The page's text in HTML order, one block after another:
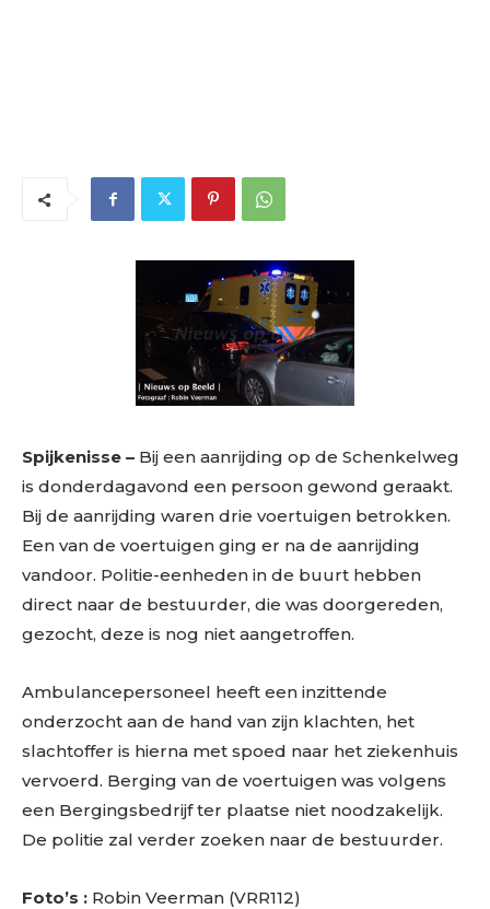
Spijkenisse – Bij een aanrijding op de Schenkelweg
is donderdagavond een persoon gewond geraakt.
Bij de aanrijding waren drie voertuigen betrokken.
Een van de voertuigen ging er na de aanrijding
vandoor. Politie-eenheden in de buurt hebben
direct naar de bestuurder, die was doorgereden,
gezocht, deze is nog niet aangetroffen.
Ambulancepersoneel heeft een inzittende
onderzocht aan de hand van zijn klachten, het
slachtoffer is hierna met spoed naar het ziekenhuis
vervoerd. Berging van de voertuigen was volgens
een Bergingsbedrijf ter plaatse niet noodzakelijk.
De politie zal verder zoeken naar de bestuurder.
Foto’s : Robin Veerman (VRR112)